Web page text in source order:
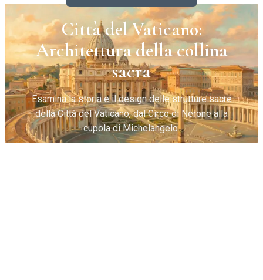
Città del Vaticano:
Architettura della collina
sacra
Esamina la storia e il design delle strutture sacre
della Città del Vaticano, dal Circo di Nerone alla
cupola di Michelangelo.